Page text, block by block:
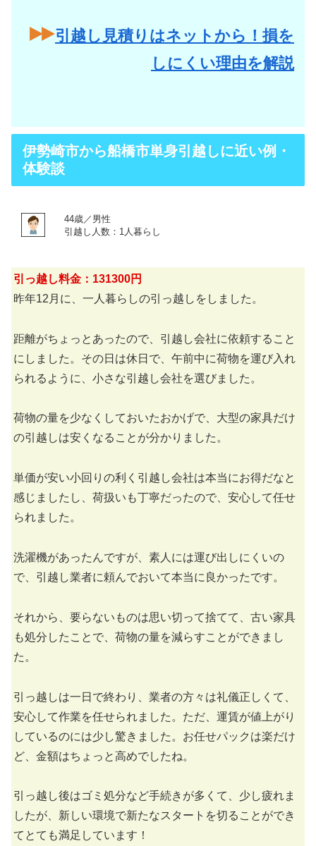
引越し見積りはネットから！損を
しにくい理由を解説
伊勢崎市から船橋市単身引越しに近い例・
体験談
44歳／男性
引越し人数：1人暮らし
引っ越し料金：131300円
昨年12月に、一人暮らしの引っ越しをしました。
距離がちょっとあったので、引越し会社に依頼すること
にしました。その日は休日で、午前中に荷物を運び入れ
られるように、小さな引越し会社を選びました。
荷物の量を少なくしておいたおかげで、大型の家具だけ
の引越しは安くなることが分かりました。
単価が安い小回りの利く引越し会社は本当にお得だなと
感じましたし、荷扱いも丁寧だったので、安心して任せ
られました。
洗濯機があったんですが、素人には運び出しにくいの
で、引越し業者に頼んでおいて本当に良かったです。
それから、要らないものは思い切って捨てて、古い家具
も処分したことで、荷物の量を減らすことができまし
た。
引っ越しは一日で終わり、業者の方々は礼儀正しくて、
安心して作業を任せられました。ただ、運賃が値上がり
しているのには少し驚きました。お任せパックは楽だけ
ど、金額はちょっと高めでしたね。
引っ越し後はゴミ処分など手続きが多くて、少し疲れま
したが、新しい環境で新たなスタートを切ることができ
てとても満足しています！